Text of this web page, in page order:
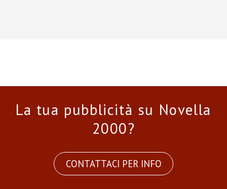
La tua pubblicità su Novella
2000?
CONTATTACI PER INFO